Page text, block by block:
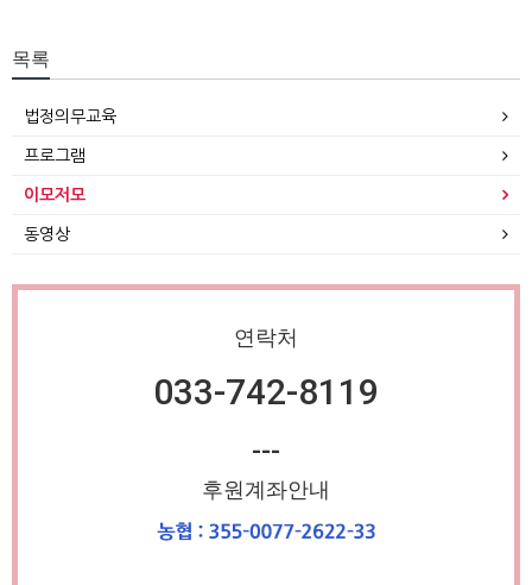
목록
법정의무교육
프로그램
이모저모
동영상
연락처
033-742-8119
---
후원계좌안내